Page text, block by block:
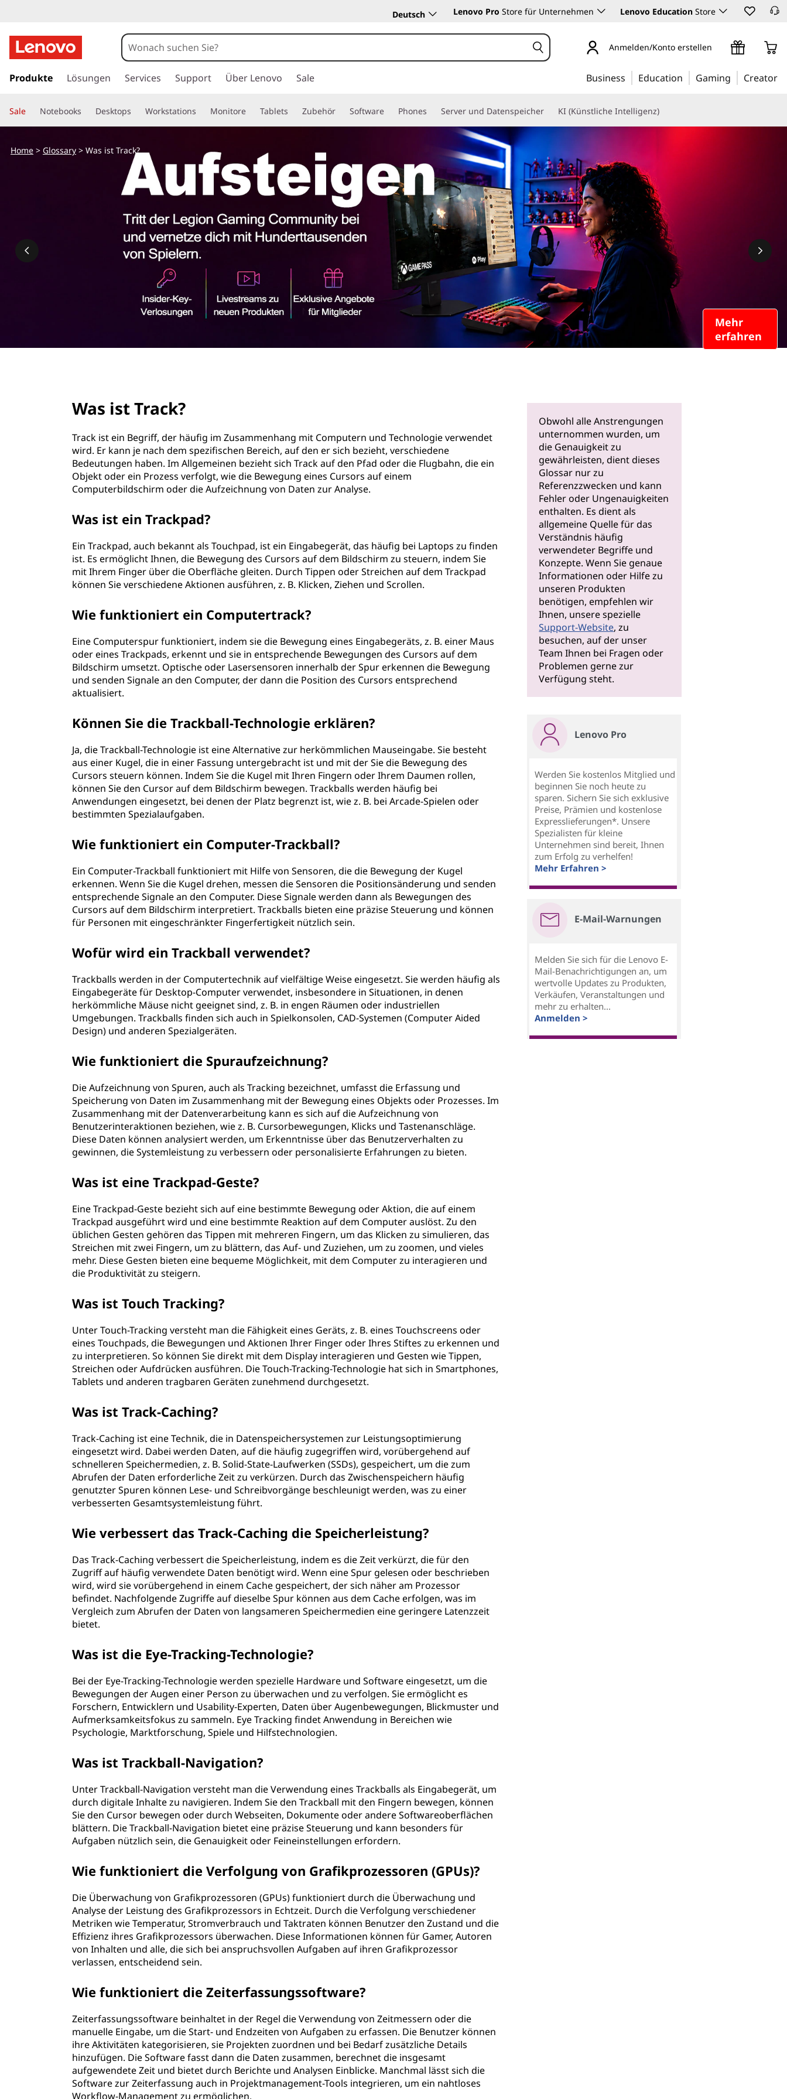
Deutsch Lenovo Pro Store für Unternehmen Lenovo Education Store
u
a
u
t
Anmelden/Konto erstellen
Produkte Lösungen Services Support Über Lenovo Sale Business Education Gaming Creator
Sale Notebooks Desktops Workstations Monitore Tablets Zubehör Software Phones Server und Datenspeicher KI (Künstliche Intelligenz)
Mehr
erfahren
Home > Glossary > Was ist Track?
Was ist Track?
Track ist ein Begriff, der häufig im Zusammenhang mit Computern und Technologie verwendet
wird. Er kann je nach dem spezifischen Bereich, auf den er sich bezieht, verschiedene
Bedeutungen haben. Im Allgemeinen bezieht sich Track auf den Pfad oder die Flugbahn, die ein
Objekt oder ein Prozess verfolgt, wie die Bewegung eines Cursors auf einem
Computerbildschirm oder die Aufzeichnung von Daten zur Analyse.
Was ist ein Trackpad?
Ein Trackpad, auch bekannt als Touchpad, ist ein Eingabegerät, das häufig bei Laptops zu finden
ist. Es ermöglicht Ihnen, die Bewegung des Cursors auf dem Bildschirm zu steuern, indem Sie
mit Ihrem Finger über die Oberfläche gleiten. Durch Tippen oder Streichen auf dem Trackpad
können Sie verschiedene Aktionen ausführen, z. B. Klicken, Ziehen und Scrollen.
Wie funktioniert ein Computertrack?
Eine Computerspur funktioniert, indem sie die Bewegung eines Eingabegeräts, z. B. einer Maus
oder eines Trackpads, erkennt und sie in entsprechende Bewegungen des Cursors auf dem
Bildschirm umsetzt. Optische oder Lasersensoren innerhalb der Spur erkennen die Bewegung
und senden Signale an den Computer, der dann die Position des Cursors entsprechend
aktualisiert.
Können Sie die Trackball-Technologie erklären?
Ja, die Trackball-Technologie ist eine Alternative zur herkömmlichen Mauseingabe. Sie besteht
aus einer Kugel, die in einer Fassung untergebracht ist und mit der Sie die Bewegung des
Cursors steuern können. Indem Sie die Kugel mit Ihren Fingern oder Ihrem Daumen rollen,
können Sie den Cursor auf dem Bildschirm bewegen. Trackballs werden häufig bei
Anwendungen eingesetzt, bei denen der Platz begrenzt ist, wie z. B. bei Arcade-Spielen oder
bestimmten Spezialaufgaben.
Wie funktioniert ein Computer-Trackball?
Ein Computer-Trackball funktioniert mit Hilfe von Sensoren, die die Bewegung der Kugel
erkennen. Wenn Sie die Kugel drehen, messen die Sensoren die Positionsänderung und senden
entsprechende Signale an den Computer. Diese Signale werden dann als Bewegungen des
Cursors auf dem Bildschirm interpretiert. Trackballs bieten eine präzise Steuerung und können
für Personen mit eingeschränkter Fingerfertigkeit nützlich sein.
Wofür wird ein Trackball verwendet?
Trackballs werden in der Computertechnik auf vielfältige Weise eingesetzt. Sie werden häufig als
Eingabegeräte für Desktop-Computer verwendet, insbesondere in Situationen, in denen
herkömmliche Mäuse nicht geeignet sind, z. B. in engen Räumen oder industriellen
Umgebungen. Trackballs finden sich auch in Spielkonsolen, CAD-Systemen (Computer Aided
Design) und anderen Spezialgeräten.
Wie funktioniert die Spuraufzeichnung?
Die Aufzeichnung von Spuren, auch als Tracking bezeichnet, umfasst die Erfassung und
Speicherung von Daten im Zusammenhang mit der Bewegung eines Objekts oder Prozesses. Im
Zusammenhang mit der Datenverarbeitung kann es sich auf die Aufzeichnung von
Benutzerinteraktionen beziehen, wie z. B. Cursorbewegungen, Klicks und Tastenanschläge.
Diese Daten können analysiert werden, um Erkenntnisse über das Benutzerverhalten zu
gewinnen, die Systemleistung zu verbessern oder personalisierte Erfahrungen zu bieten.
Was ist eine Trackpad-Geste?
Eine Trackpad-Geste bezieht sich auf eine bestimmte Bewegung oder Aktion, die auf einem
Trackpad ausgeführt wird und eine bestimmte Reaktion auf dem Computer auslöst. Zu den
üblichen Gesten gehören das Tippen mit mehreren Fingern, um das Klicken zu simulieren, das
Streichen mit zwei Fingern, um zu blättern, das Auf- und Zuziehen, um zu zoomen, und vieles
mehr. Diese Gesten bieten eine bequeme Möglichkeit, mit dem Computer zu interagieren und
die Produktivität zu steigern.
Was ist Touch Tracking?
Unter Touch-Tracking versteht man die Fähigkeit eines Geräts, z. B. eines Touchscreens oder
eines Touchpads, die Bewegungen und Aktionen Ihrer Finger oder Ihres Stiftes zu erkennen und
zu interpretieren. So können Sie direkt mit dem Display interagieren und Gesten wie Tippen,
Streichen oder Aufdrücken ausführen. Die Touch-Tracking-Technologie hat sich in Smartphones,
Tablets und anderen tragbaren Geräten zunehmend durchgesetzt.
Was ist Track-Caching?
Track-Caching ist eine Technik, die in Datenspeichersystemen zur Leistungsoptimierung
eingesetzt wird. Dabei werden Daten, auf die häufig zugegriffen wird, vorübergehend auf
schnelleren Speichermedien, z. B. Solid-State-Laufwerken (SSDs), gespeichert, um die zum
Abrufen der Daten erforderliche Zeit zu verkürzen. Durch das Zwischenspeichern häufig
genutzter Spuren können Lese- und Schreibvorgänge beschleunigt werden, was zu einer
verbesserten Gesamtsystemleistung führt.
Wie verbessert das Track-Caching die Speicherleistung?
Das Track-Caching verbessert die Speicherleistung, indem es die Zeit verkürzt, die für den
Zugriff auf häufig verwendete Daten benötigt wird. Wenn eine Spur gelesen oder beschrieben
wird, wird sie vorübergehend in einem Cache gespeichert, der sich näher am Prozessor
befindet. Nachfolgende Zugriffe auf dieselbe Spur können aus dem Cache erfolgen, was im
Vergleich zum Abrufen der Daten von langsameren Speichermedien eine geringere Latenzzeit
bietet.
Was ist die Eye-Tracking-Technologie?
Bei der Eye-Tracking-Technologie werden spezielle Hardware und Software eingesetzt, um die
Bewegungen der Augen einer Person zu überwachen und zu verfolgen. Sie ermöglicht es
Forschern, Entwicklern und Usability-Experten, Daten über Augenbewegungen, Blickmuster und
Aufmerksamkeitsfokus zu sammeln. Eye Tracking findet Anwendung in Bereichen wie
Psychologie, Marktforschung, Spiele und Hilfstechnologien.
Was ist Trackball-Navigation?
Unter Trackball-Navigation versteht man die Verwendung eines Trackballs als Eingabegerät, um
durch digitale Inhalte zu navigieren. Indem Sie den Trackball mit den Fingern bewegen, können
Sie den Cursor bewegen oder durch Webseiten, Dokumente oder andere Softwareoberflächen
blättern. Die Trackball-Navigation bietet eine präzise Steuerung und kann besonders für
Aufgaben nützlich sein, die Genauigkeit oder Feineinstellungen erfordern.
Wie funktioniert die Verfolgung von Grafikprozessoren (GPUs)?
Die Überwachung von Grafikprozessoren (GPUs) funktioniert durch die Überwachung und
Analyse der Leistung des Grafikprozessors in Echtzeit. Durch die Verfolgung verschiedener
Metriken wie Temperatur, Stromverbrauch und Taktraten können Benutzer den Zustand und die
Effizienz ihres Grafikprozessors überwachen. Diese Informationen können für Gamer, Autoren
von Inhalten und alle, die sich bei anspruchsvollen Aufgaben auf ihren Grafikprozessor
verlassen, entscheidend sein.
Wie funktioniert die Zeiterfassungssoftware?
Zeiterfassungssoftware beinhaltet in der Regel die Verwendung von Zeitmessern oder die
manuelle Eingabe, um die Start- und Endzeiten von Aufgaben zu erfassen. Die Benutzer können
ihre Aktivitäten kategorisieren, sie Projekten zuordnen und bei Bedarf zusätzliche Details
hinzufügen. Die Software fasst dann die Daten zusammen, berechnet die insgesamt
aufgewendete Zeit und bietet durch Berichte und Analysen Einblicke. Manchmal lässt sich die
Software zur Zeiterfassung auch in Projektmanagement-Tools integrieren, um ein nahtloses
Workflow-Management zu ermöglichen.
Obwohl alle Anstrengungen
unternommen wurden, um
die Genauigkeit zu
gewährleisten, dient dieses
Glossar nur zu
Referenzzwecken und kann
Fehler oder Ungenauigkeiten
enthalten. Es dient als
allgemeine Quelle für das
Verständnis häufig
verwendeter Begriffe und
Konzepte. Wenn Sie genaue
Informationen oder Hilfe zu
unseren Produkten
benötigen, empfehlen wir
Ihnen, unsere spezielle
Support-Website, zu
besuchen, auf der unser
Team Ihnen bei Fragen oder
Problemen gerne zur
Verfügung steht.
Lenovo Pro
Werden Sie kostenlos Mitglied und
beginnen Sie noch heute zu
sparen. Sichern Sie sich exklusive
Preise, Prämien und kostenlose
Expresslieferungen*. Unsere
Spezialisten für kleine
Unternehmen sind bereit, Ihnen
zum Erfolg zu verhelfen!
Mehr Erfahren >
E-Mail-Warnungen
Melden Sie sich für die Lenovo E-
Mail-Benachrichtigungen an, um
wertvolle Updates zu Produkten,
Verkäufen, Veranstaltungen und
mehr zu erhalten...
Anmelden >